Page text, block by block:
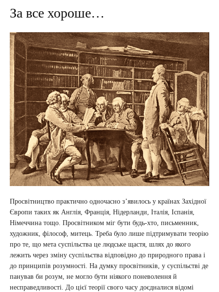
За все хороше…
Просвітництво практично одночасно з’явилось у країнах Західної
Європи таких як Англія, Франція, Нідерланди, Італія, Іспанія,
Німеччина тощо. Просвітником міг бути будь-хто, письменник,
художник, філософ, митець. Треба було лише підтримувати теорію
про те, що мета суспільства це людське щастя, шлях до якого
лежить через зміну суспільства відповідно до природного права і
до принципів розумності. На думку просвітників, у суспільстві де
панував би розум, не могло бути ніякого поневолення й
несправедливості. До цієї теорії свого часу доєдналися відомі